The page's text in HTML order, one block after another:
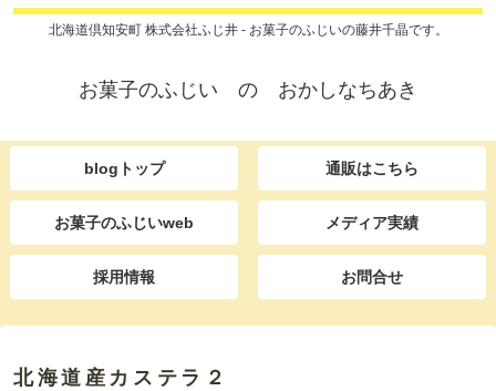
北海道倶知安町 株式会社ふじ井 - お菓子のふじいの藤井千晶です。
お菓子のふじい の おかしなちあき
blogトップ 通販はこちら
お菓子のふじいweb メディア実績
採用情報 お問合せ
北海道産カステラ２